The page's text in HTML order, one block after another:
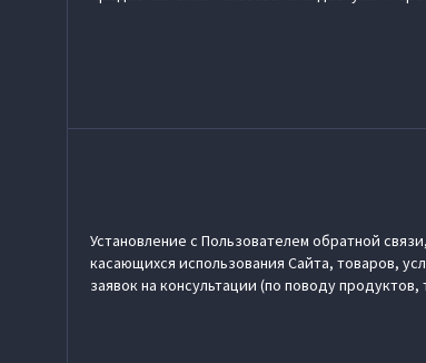
Установление с Пользователем обратной
касающихся использования Сайта, товаров,
заявок на консультации (по поводу